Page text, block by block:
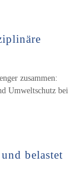
zusammen:
Umweltschutz bei
belastet